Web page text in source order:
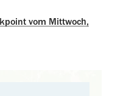
vom Mittwoch,